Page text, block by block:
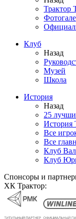
Трактор
Клуб
Назад
Музей
Школа
История
Назад
25
История
Все
Все
Клуб
Клуб
Спонсоры и
ХК Трактор: